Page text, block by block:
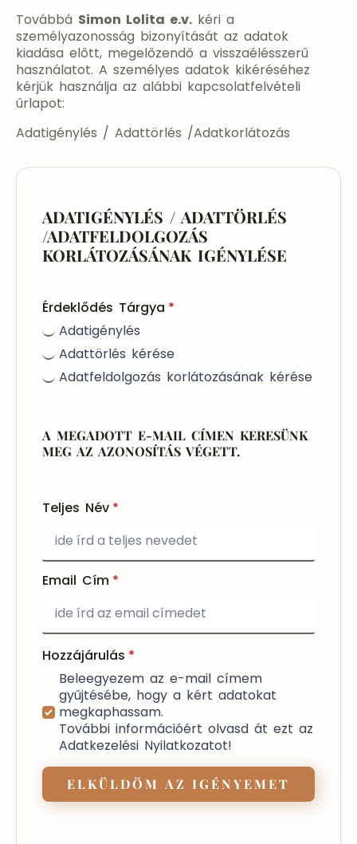
Továbbá Simon Lolita e.v. kéri a
személyazonosság bizonyítását az adatok
kiadása előtt, megelőzendő a visszaélésszerű
használatot. A személyes adatok kikéréséhez
kérjük használja az alábbi kapcsolatfelvételi
űrlapot:
Adatigénylés / Adattörlés /Adatkorlátozás
ADATIGÉNYLÉS / ADATTÖRLÉS
/ADATFELDOLGOZÁS
KORLÁTOZÁSÁNAK IGÉNYLÉSE
Érdeklődés Tárgya *
Adatigénylés
Adattörlés kérése
Adatfeldolgozás korlátozásának kérése
A MEGADOTT E-MAIL CÍMEN KERESÜNK
MEG AZ AZONOSÍTÁS VÉGETT.
Teljes Név *
Email Cím *
Hozzájárulás *
Beleegyezem az e-mail címem
gyűjtésébe, hogy a kért adatokat
megkaphassam.
További információért olvasd át ezt az
Adatkezelési Nyilatkozatot!
ELKÜLDÖM AZ IGÉNYEMET